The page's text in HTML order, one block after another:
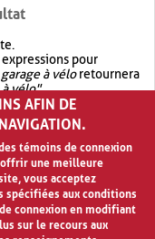
pour
garage à véloretournera
vélo".
OR.garage OR vélo
garage à vélo
AFIN DE
témoins de connexion
une meilleure
vous acceptez
spécifiées aux conditions
connexion en modifiant
sur le recours aux